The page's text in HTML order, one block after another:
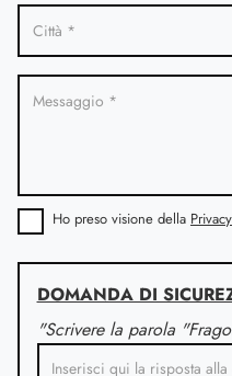
Ho preso visione della
DOMANDA DI
"Scrivere la parola